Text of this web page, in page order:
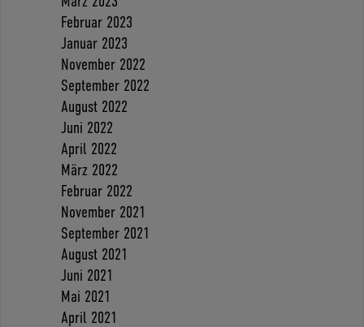
Februar 2023
Januar 2023
November 2022
September 2022
August 2022
Juni 2022
April 2022
März 2022
Februar 2022
November 2021
September 2021
August 2021
Juni 2021
Mai 2021
April 2021